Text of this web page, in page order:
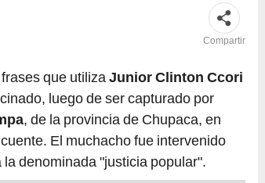
Compartir
que utilizaJunior Clinton Ccori
luego de ser capturado por
, de la provincia de Chupaca, en
El muchacho fue intervenido
denominada "justicia popular".